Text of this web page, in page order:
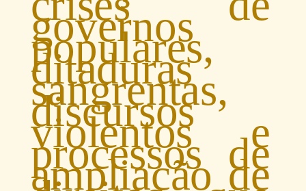
governos
populares,
ditaduras
sangrentas,
discursos
violentos e
processos de
ampliação de